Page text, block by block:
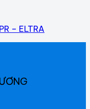
– ELTRA